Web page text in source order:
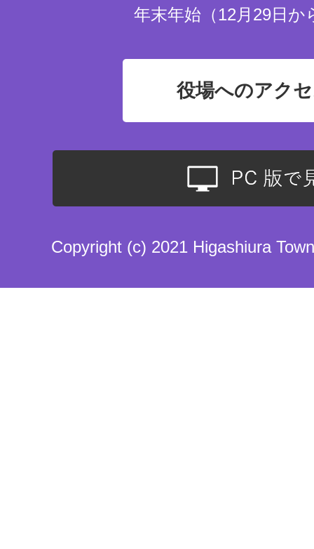
年末年始（12月29日か
役場へのアク
Copyright (c) 2021 Higashiura